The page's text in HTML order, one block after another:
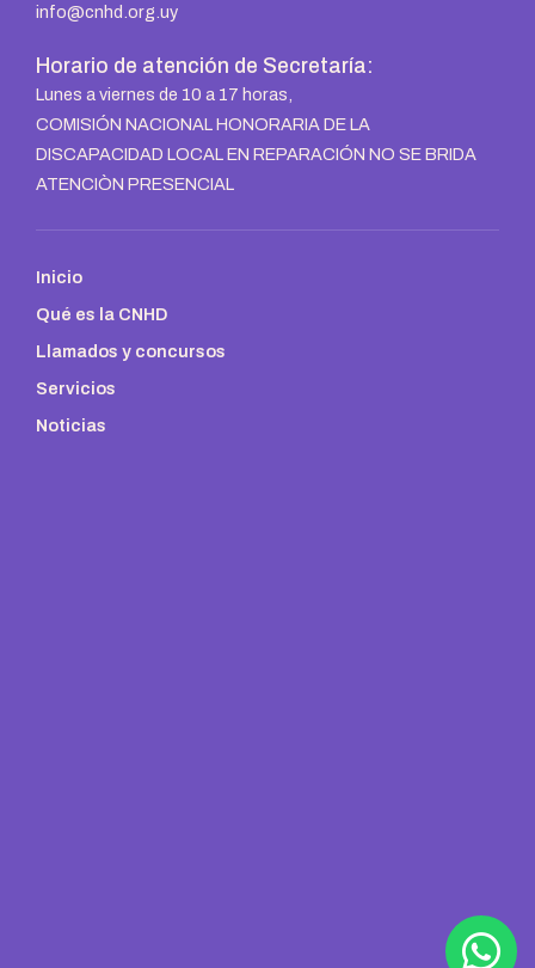
info@cnhd.org.uy
Horario de atención de Secretaría:
Lunes a viernes de 10 a 17 horas,
COMISIÓN NACIONAL HONORARIA DE LA
DISCAPACIDAD LOCAL EN REPARACIÓN NO SE BRIDA
ATENCIÒN PRESENCIAL
Inicio
Qué es la CNHD
Llamados y concursos
Servicios
Noticias